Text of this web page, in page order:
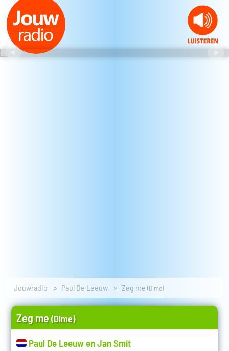
Jouwradio Paul De Leeuw Zeg me(Dime)
Zeg me(Dime)
Paul De Leeuw en Jan Smit